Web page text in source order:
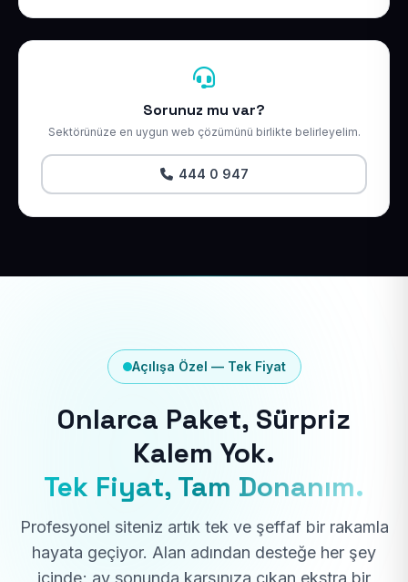
Sorunuz mu var?
Sektörünüze en uygun web çözümünü birlikte belirleyelim.
444 0 947
Açılışa Özel — Tek Fiyat
Onlarca Paket, Sürpriz
Kalem Yok.
Tek Fiyat, Tam Donanım.
Profesyonel siteniz artık tek ve şeffaf bir rakamla
hayata geçiyor. Alan adından desteğe her şey
içinde; ay sonunda karşınıza çıkan ekstra bir